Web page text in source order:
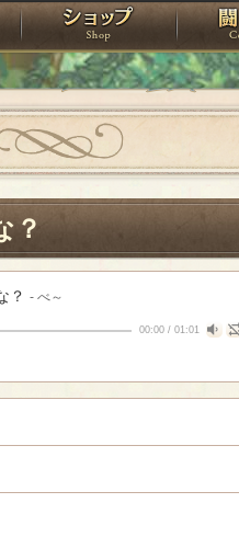
スタジオ ショップ
？
？ - べ～
00:00/ 01:01